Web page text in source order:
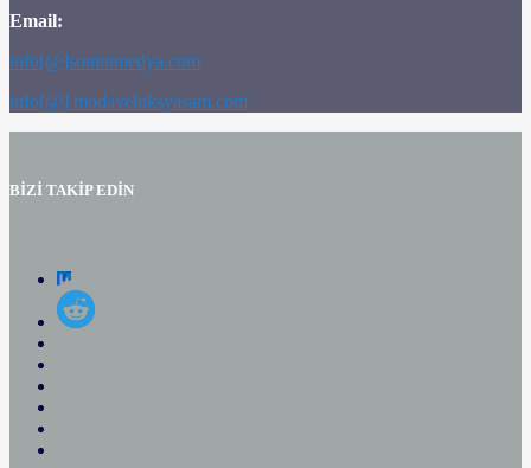
Email:
info[@]somutmedya.com
info[@] modaveluksyasam.com
BİZİ TAKİP EDİN